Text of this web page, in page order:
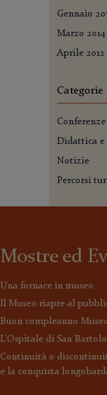
Gennaio
Marzo 2014
Aprile 2012
Categorie
Conferenze
Didattica
Notizie
Percorsi
Mostre ed
Una fornace in museo
Il Museo riapre al
Buon compleanno
L’Ospitale di San
Continuità o
e la conquista